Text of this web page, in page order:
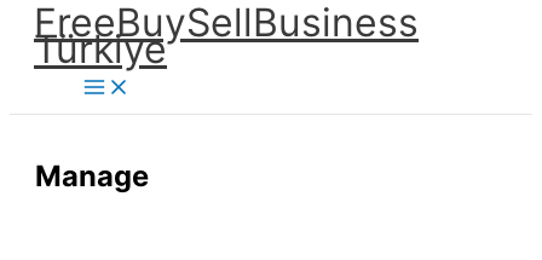
İçeriğe
atla
FreeBuySellBusiness
Türkiye
Manage